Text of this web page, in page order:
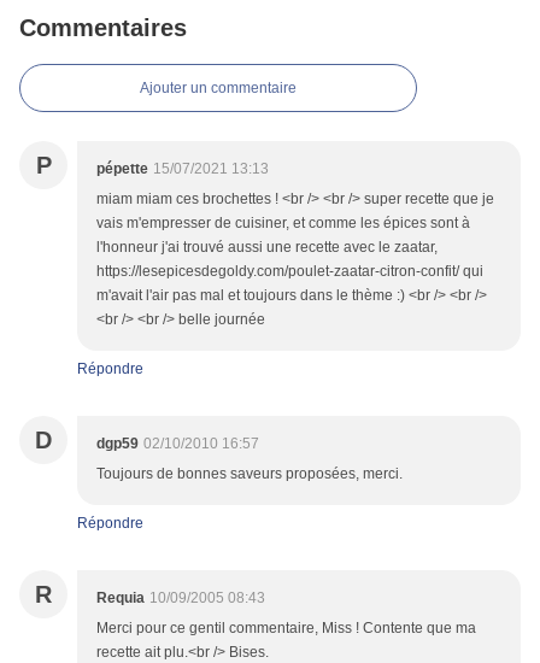
Commentaires
Ajouter un commentaire
P pépette 15/07/2021 13:13
miam miam ces brochettes ! <br /> <br /> super recette que je
vais m'empresser de cuisiner, et comme les épices sont à
l'honneur j'ai trouvé aussi une recette avec le zaatar,
https://lesepicesdegoldy.com/poulet-zaatar-citron-confit/ qui
m'avait l'air pas mal et toujours dans le thème :) <br /> <br />
<br /> <br /> belle journée
Répondre
D dgp59 02/10/2010 16:57
Toujours de bonnes saveurs proposées, merci.
Répondre
R Requia 10/09/2005 08:43
Merci pour ce gentil commentaire, Miss ! Contente que ma
recette ait plu.<br /> Bises.